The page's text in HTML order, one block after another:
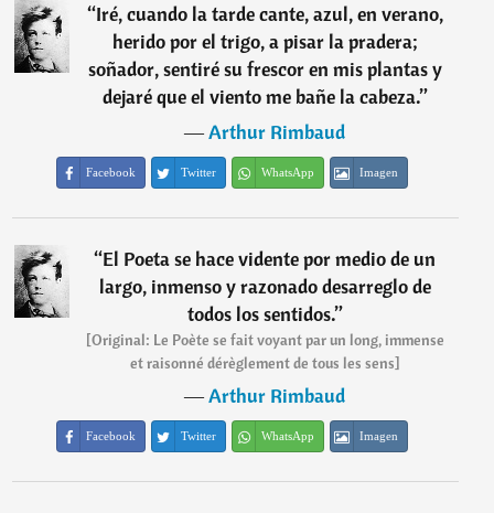
“Iré, cuando la tarde cante, azul, en verano,
herido por el trigo, a pisar la pradera;
soñador, sentiré su frescor en mis plantas y
dejaré que el viento me bañe la cabeza.”
―Arthur Rimbaud
Facebook Twitter WhatsApp Imagen
“El Poeta se hace vidente por medio de un
largo, inmenso y razonado desarreglo de
todos los sentidos.”
[Original: Le Poète se fait voyant par un long, immense
et raisonné dérèglement de tous les sens]
―Arthur Rimbaud
Facebook Twitter WhatsApp Imagen